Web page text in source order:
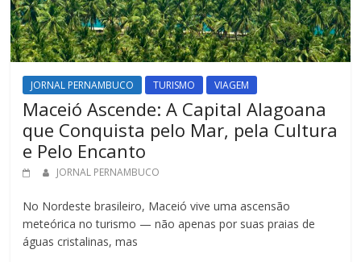
JORNAL PERNAMBUCO TURISMO VIAGEM
Maceió Ascende: A Capital Alagoana
que Conquista pelo Mar, pela Cultura
e Pelo Encanto
JORNAL PERNAMBUCO
No Nordeste brasileiro, Maceió vive uma ascensão
meteórica no turismo — não apenas por suas praias de
águas cristalinas, mas